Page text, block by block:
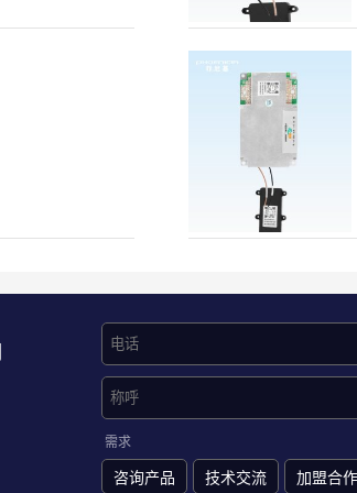
需求
咨询产品 技术交流 加盟合作